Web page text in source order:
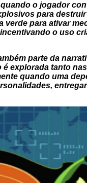
o jogador
para
verde para ativar
o uso
parte da
explorada tanto
quando uma